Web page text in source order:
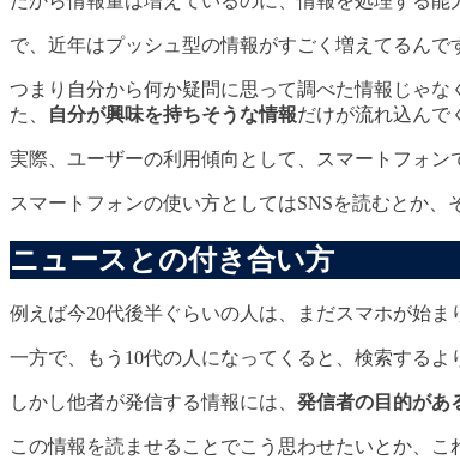
で、近年はプッシュ型の情報がすごく増えてるんで
つまり自分から何か疑問に思って調べた情報じゃ
た、
自分が興味を持ちそうな情報だけが流れ込んで
実際、ユーザーの利用傾向として、スマートフォン
スマートフォンの使い方としてはSNSを読むとか
ニュースとの付き合い方
例えば今20代後半ぐらいの人は、まだスマホが始
一方で、もう10代の人になってくると、検索する
しかし他者が発信する情報には、 発信者の目的があ
この情報を読ませることでこう思わせたいとか、